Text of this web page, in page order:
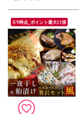
8/9時点_ポイント最大11倍